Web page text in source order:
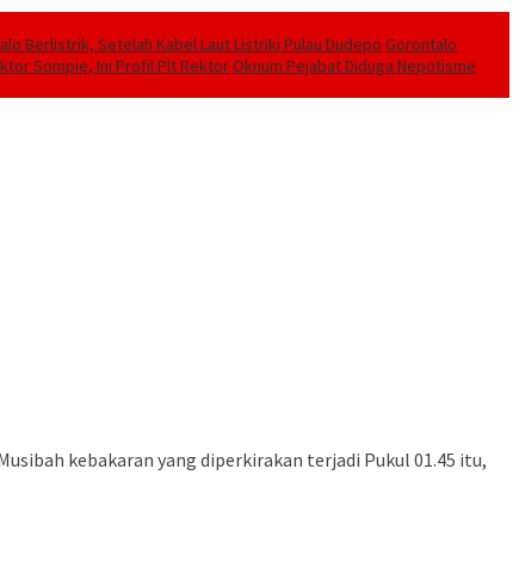
Berlistrik, Setelah Kabel Laut Listriki Pulau Dudepo Gorontalo
Sompie, Ini Profil Plt RektorOknum Pejabat Diduga Nepotisme
kebakaran yang diperkirakan terjadi Pukul 01.45 itu,